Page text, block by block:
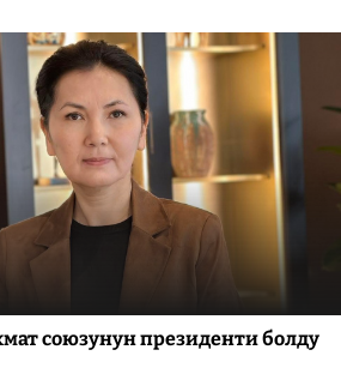
союзунун президенти болду